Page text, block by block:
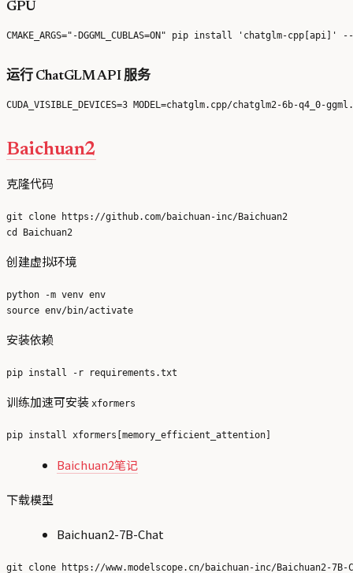
GPU
运行 ChatGLM API 服务
Baichuan2
克隆代码
git clone https://github.com/baichuan-inc/Baichuan2
创建虚拟环境
python -m venv env
安装依赖
训练加速可安装 xformers
Baichuan2笔记
下载模型
Baichuan2-7B-Chat